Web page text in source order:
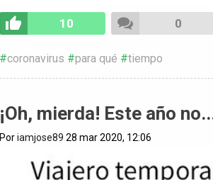
10 0
coronavirus para qué tiempo
¡Oh, mierda! Este año
Poriamjose89 28 mar 2020, 12:06